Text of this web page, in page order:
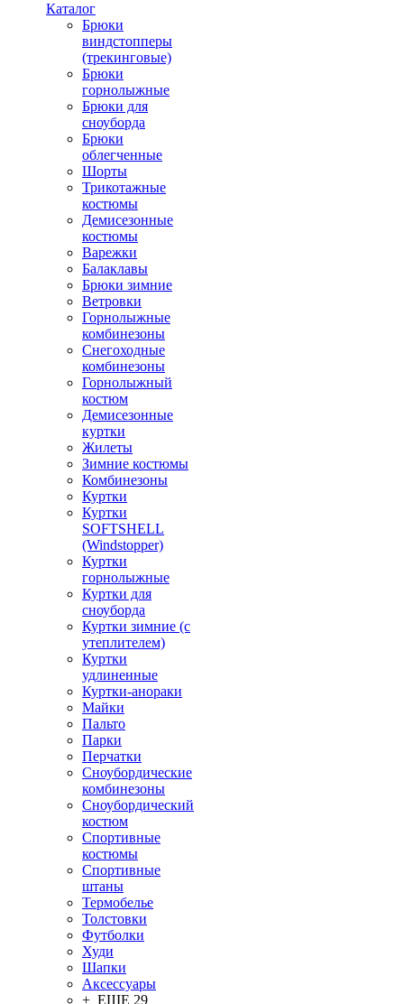
Каталог
Брюки
виндстопперы
(трекинговые)
Брюки
горнолыжные
Брюки для
сноуборда
Брюки
облегченные
Шорты
Трикотажные
костюмы
Демисезонные
костюмы
Варежки
Балаклавы
Брюки зимние
Ветровки
Горнолыжные
комбинезоны
Снегоходные
комбинезоны
Горнолыжный
костюм
Демисезонные
куртки
Жилеты
Зимние костюмы
Комбинезоны
Куртки
Куртки
SOFTSHELL
(Windstopper)
Куртки
горнолыжные
Куртки для
сноуборда
Куртки зимние (с
утеплителем)
Куртки
удлиненные
Куртки-анораки
Майки
Пальто
Парки
Перчатки
Сноубордические
комбинезоны
Сноубордический
костюм
Спортивные
костюмы
Спортивные
штаны
Термобелье
Толстовки
Футболки
Худи
Шапки
Аксессуары
+ ЕЩЕ 29